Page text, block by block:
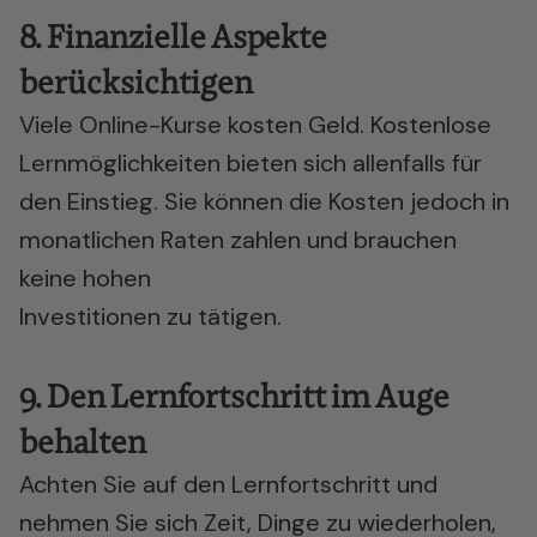
8. Finanzielle Aspekte
berücksichtigen
Viele Online-Kurse kosten Geld. Kostenlose
Lernmöglichkeiten bieten sich allenfalls für
den Einstieg. Sie können die Kosten jedoch in
monatlichen Raten zahlen und brauchen
keine hohen
Investitionen zu tätigen.
9. Den Lernfortschritt im Auge
behalten
Achten Sie auf den Lernfortschritt und
nehmen Sie sich Zeit, Dinge zu wiederholen,